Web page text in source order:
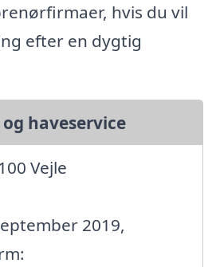
hvis du vil
efter en dygtig
haveservice
Vejle
2019,